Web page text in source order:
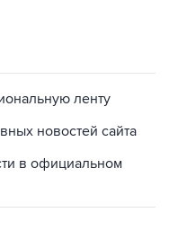
ленту
новостей сайта
в официальном